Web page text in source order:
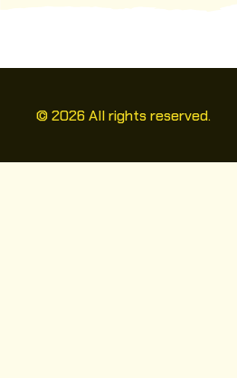
商城
© 2026 All rights reserved.